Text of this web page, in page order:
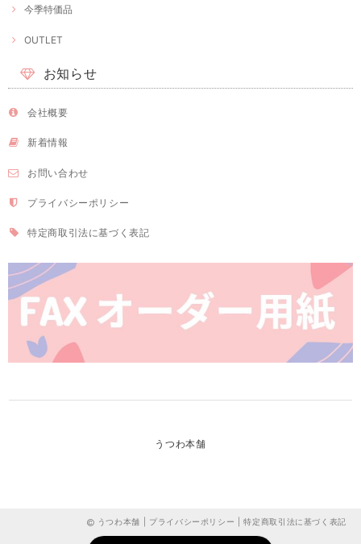
今季特価品
OUTLET
お知らせ
会社概要
新着情報
お問い合わせ
プライバシーポリシー
特定商取引法に基づく表記
うつわ本舗
うつわ本舗 | プライバシーポリシー |特定商取引法に基づく表記